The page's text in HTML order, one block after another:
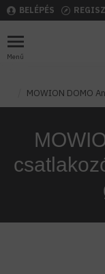
BELÉPÉS
MOWION DOMO